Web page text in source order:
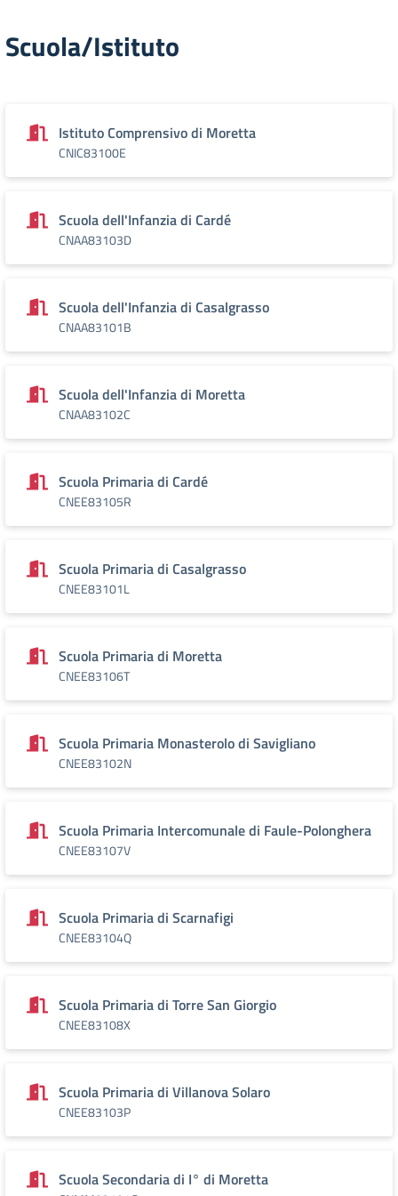
Scuola/Istituto
Istituto Comprensivo di Moretta
CNIC83100E
Scuola dell'Infanzia di Cardé
CNAA83103D
Scuola dell'Infanzia di Casalgrasso
CNAA83101B
Scuola dell'Infanzia di Moretta
CNAA83102C
Scuola Primaria di Cardé
CNEE83105R
Scuola Primaria di Casalgrasso
CNEE83101L
Scuola Primaria di Moretta
CNEE83106T
Scuola Primaria Monasterolo di Savigliano
CNEE83102N
Scuola Primaria Intercomunale di Faule-Polonghera
CNEE83107V
Scuola Primaria di Scarnafigi
CNEE83104Q
Scuola Primaria di Torre San Giorgio
CNEE83108X
Scuola Primaria di Villanova Solaro
CNEE83103P
Scuola Secondaria di I° di Moretta